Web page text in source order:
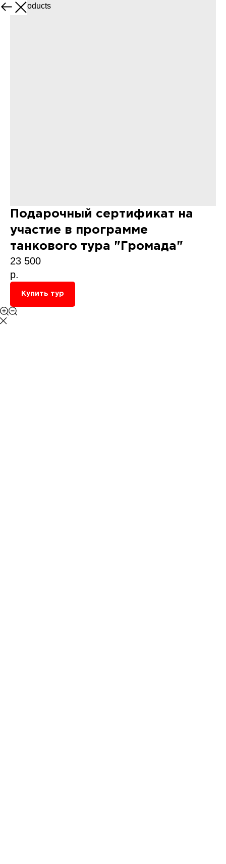
More products
Подарочный сертификат на
участие в программе
танкового тура "Громада"
23 500
р.
Купить тур